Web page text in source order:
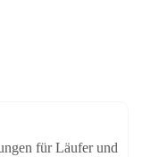
für Läufer und